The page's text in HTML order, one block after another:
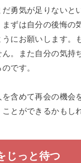
勇気が足りない
ずは自分の後悔
にお願いします
。また自分の気
です。
含めて再会の機
とができるかもし
じっと待つ